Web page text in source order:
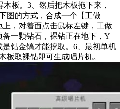
板。3、然后把木板拖下来，
图的方式，合成一个【工做
，对着面点击鼠标左键，工做
一颗钻石，裸钻正在地下，Y
钻金镐才能挖取。6、最初单机
板取裸钻即可生成唱片机。